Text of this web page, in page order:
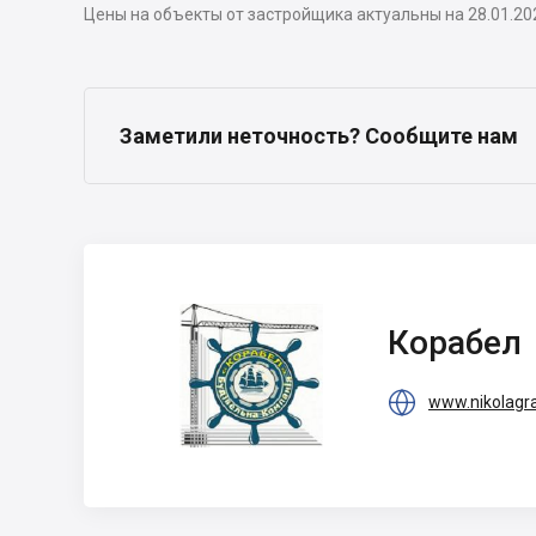
Цены на объекты от застройщика актуальны на
Заметили неточность? Сообщите нам
Корабел
Корабел
